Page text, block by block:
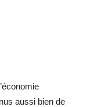
aussi bien de